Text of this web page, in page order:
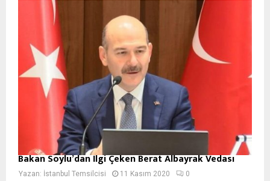
Bakan Soylu’dan İlgi Çeken Berat Albayrak Vedası
Yazan: İstanbul Temsilcisi 11 Kasım 2020 0